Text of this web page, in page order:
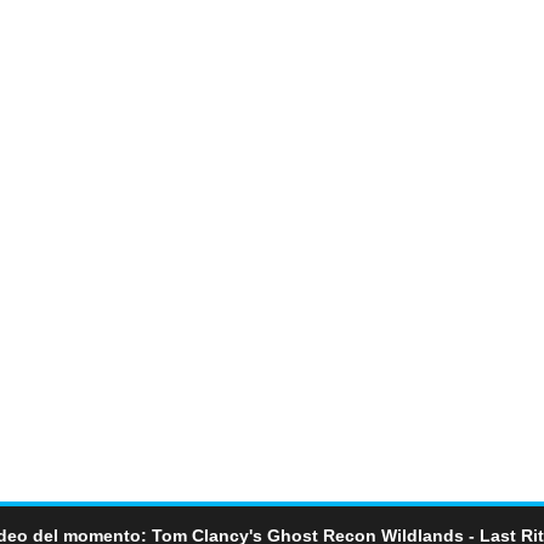
del momento: Tom Clancy's Ghost Recon Wildlands - Last